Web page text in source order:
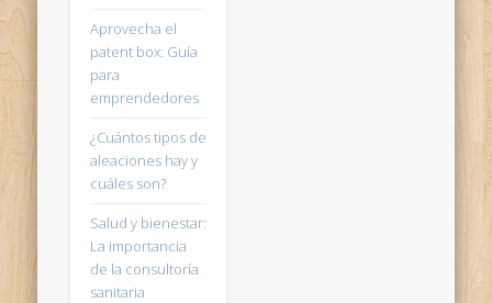
Aprovecha el
patent box: Guía
para
emprendedores
¿Cuántos tipos de
aleaciones hay y
cuáles son?
Salud y bienestar:
La importancia
de la consultoría
sanitaria